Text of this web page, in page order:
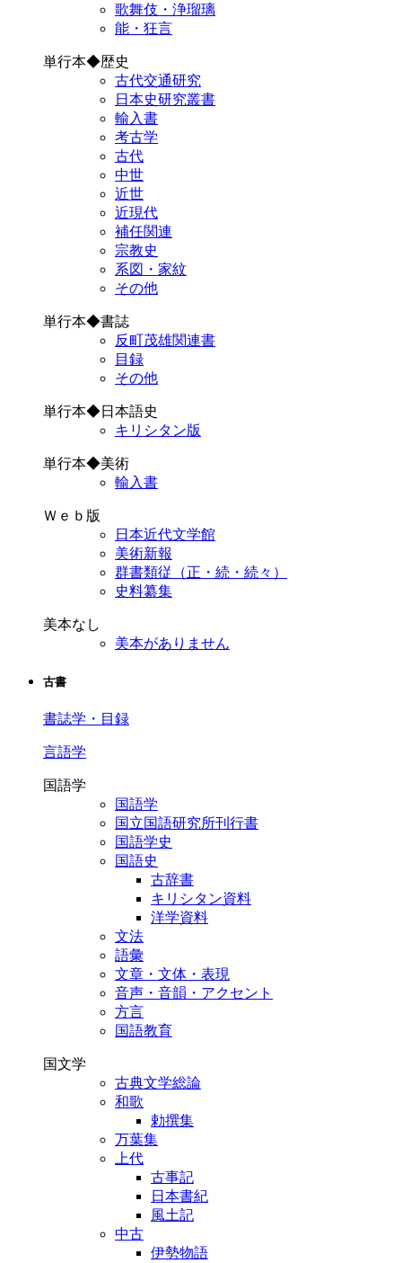
歌舞伎・浄瑠璃
能・狂言
単行本◆歴史
古代交通研究
日本史研究叢書
輸入書
考古学
古代
中世
近世
近現代
補任関連
宗教史
系図・家紋
その他
単行本◆書誌
反町茂雄関連書
目録
その他
単行本◆日本語史
キリシタン版
単行本◆美術
輸入書
Ｗｅｂ版
日本近代文学館
美術新報
群書類従（正・続・続々）
史料纂集
美本なし
美本がありません
古書
書誌学・目録
言語学
国語学
国語学
国立国語研究所刊行書
国語学史
国語史
古辞書
キリシタン資料
洋学資料
文法
語彙
文章・文体・表現
音声・音韻・アクセント
方言
国語教育
国文学
古典文学総論
和歌
勅撰集
万葉集
上代
古事記
日本書紀
風土記
中古
伊勢物語